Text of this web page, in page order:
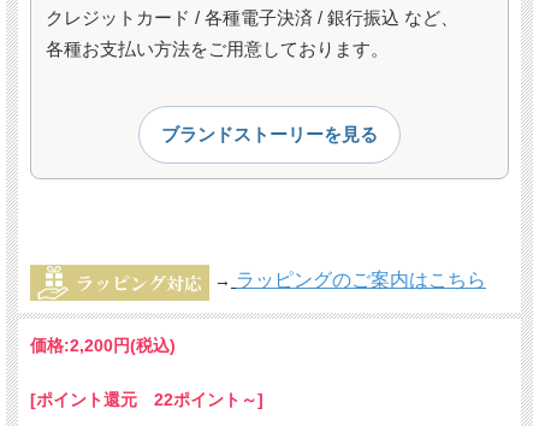
クレジットカード / 各種電子決済 / 銀行振込 など、
各種お支払い方法をご用意しております。
ブランドストーリーを見る
→ ラッピングのご案内はこちら
価格:2,200円(税込)
[ポイント還元 22ポイント～]